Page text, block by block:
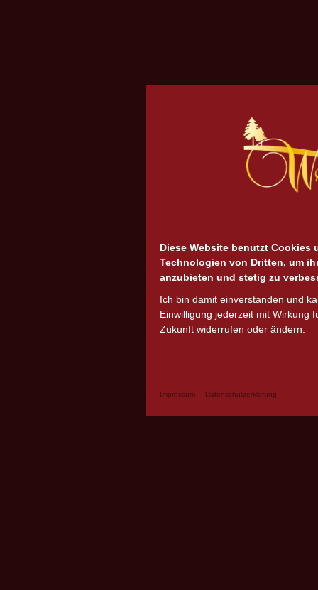
Diese Website benutzt Cookies
Technologien von Dritten, um
anzubieten und stetig zu
Ich bin damit einverstanden und
Einwilligung jederzeit mit Wirkung
Zukunft widerrufen oder ändern.
Impressum Datenschutzerklärung